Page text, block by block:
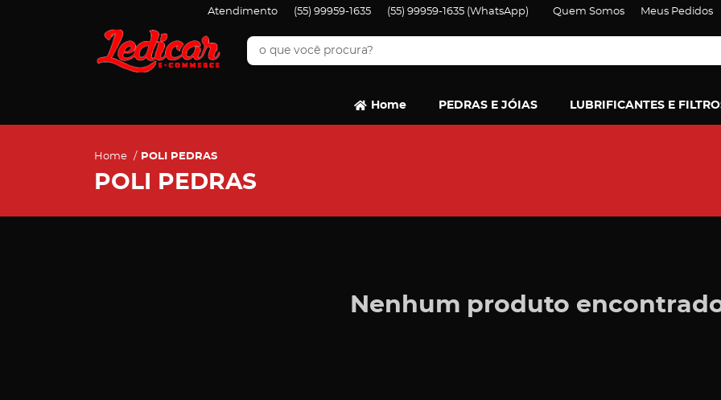
Quem Somos Meus Pedidos
Atendimento (55) 99959-1635 (55) 99959-1635 (WhatsApp)
Home PEDRAS E JÓIAS LUBRIFICANTES E
Home POLI PEDRAS
POLI PEDRAS
Nenhum produto